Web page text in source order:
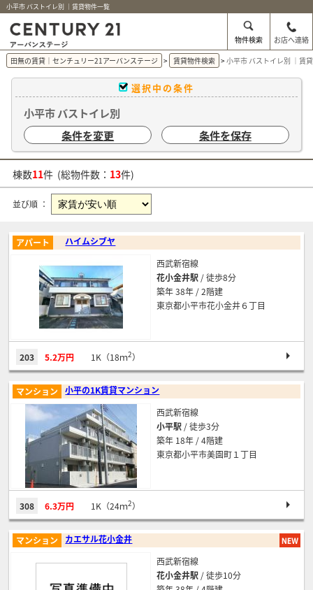
小平市 バストイレ別 ｜賃貸物件一覧
物件検索
お店へ連絡
田無の賃貸｜センチュリー21アーバンステージ
賃貸物件検索 小平市 バストイレ別 ｜賃
選択中の条件
小平市 バストイレ別
条件を変更
条件を保存
棟数11件 (総物件数： 13件)
並び順 ：
ハイムシブヤ
アパート
西武新宿線
花小金井駅 / 徒歩8分
築年 38年 / 2階建
東京都小平市花小金井６丁目
203 5.2万円 1K（18ｍ2）
小平の1K賃貸マンション
マンション
西武新宿線
小平駅 / 徒歩3分
築年 18年 / 4階建
東京都小平市美園町１丁目
308 6.3万円 1K（24ｍ2）
カエサル花小金井
マンション
西武新宿線
花小金井駅 / 徒歩10分